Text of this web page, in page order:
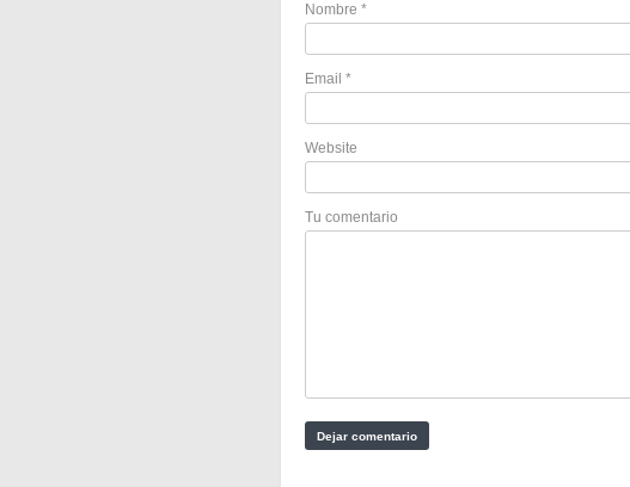
Nombre *
Email *
Website
Tu comentario